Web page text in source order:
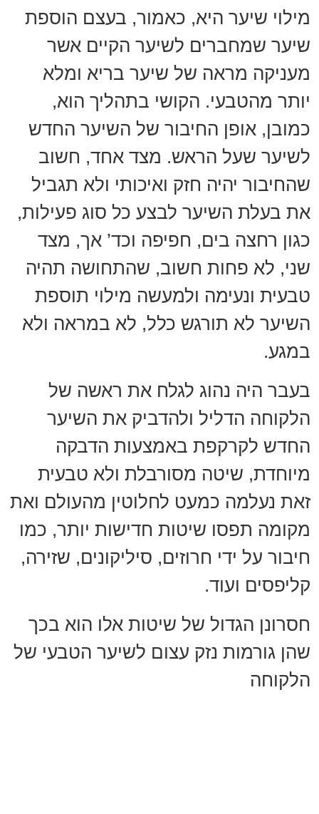
מילוי שיער היא, כאמור, בעצם הוספת
שיער שמחברים לשיער הקיים אשר
מעניקה מראה של שיער בריא ומלא
יותר מהטבעי. הקושי בתהליך הוא,
כמובן, אופן החיבור של השיער החדש
לשיער שעל הראש. מצד אחד, חשוב
שהחיבור יהיה חזק ואיכותי ולא תגביל
את בעלת השיער לבצע כל סוג פעילות,
כגון רחצה בים, חפיפה וכד’ אך, מצד
שני, לא פחות חשוב, שהתחושה תהיה
טבעית ונעימה ולמעשה מילוי תוספת
השיער לא תורגש כלל, לא במראה ולא
במגע.
בעבר היה נהוג לגלח את ראשה של
הלקוחה הדליל ולהדביק את השיער
החדש לקרקפת באמצעות הדבקה
מיוחדת, שיטה מסורבלת ולא טבעית
זאת נעלמה כמעט לחלוטין מהעולם ואת
מקומה תפסו שיטות חדישות יותר, כמו
חיבור על ידי חרוזים, סיליקונים, שזירה,
קליפסים ועוד.
חסרונן הגדול של שיטות אלו הוא בכך
שהן גורמות נזק עצום לשיער הטבעי של
הלקוחה